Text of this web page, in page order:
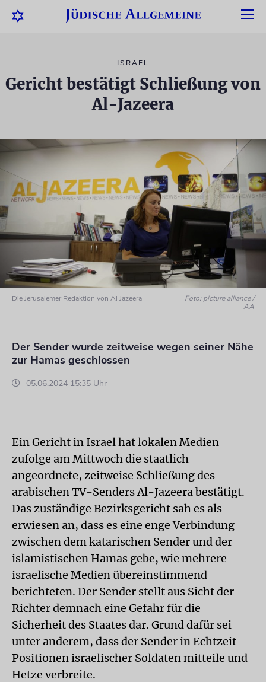
ISRAEL
Gericht bestätigt Schließung von
Al-Jazeera
Die Jerusalemer Redaktion von Al Jazeera
Foto: picture alliance /
AA
Der Sender wurde zeitweise wegen seiner Nähe
zur Hamas geschlossen
05.06.2024 15:35 Uhr
Ein Gericht in Israel hat lokalen Medien
zufolge am Mittwoch die staatlich
angeordnete, zeitweise Schließung des
arabischen TV-Senders Al-Jazeera bestätigt.
Das zuständige Bezirksgericht sah es als
erwiesen an, dass es eine enge Verbindung
zwischen dem katarischen Sender und der
islamistischen Hamas gebe, wie mehrere
israelische Medien übereinstimmend
berichteten. Der Sender stellt aus Sicht der
Richter demnach eine Gefahr für die
Sicherheit des Staates dar. Grund dafür sei
unter anderem, dass der Sender in Echtzeit
Positionen israelischer Soldaten mitteile und
Hetze verbreite.